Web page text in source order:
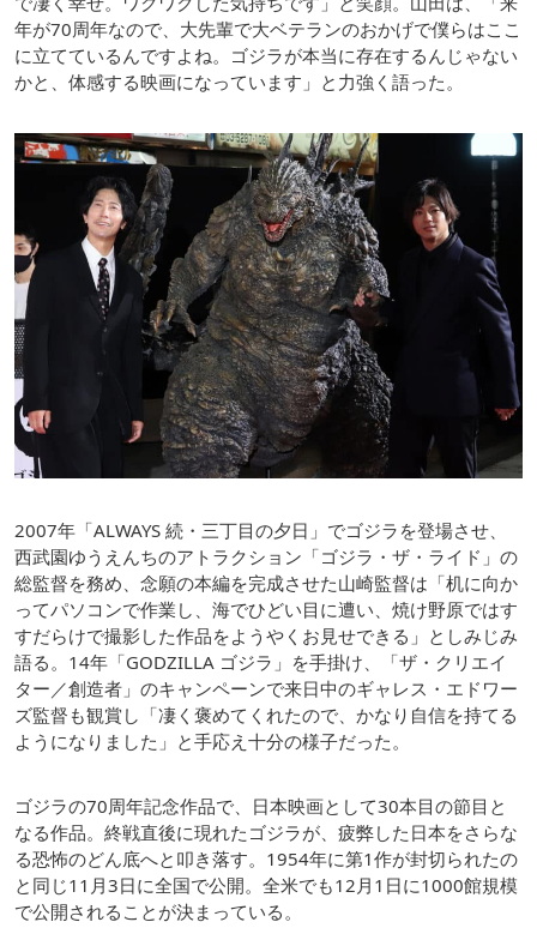
年が70周年なので、大先輩で大ベテランのおかげで僕らはここ
に立てているんですよね。ゴジラが本当に存在するんじゃない
かと、体感する映画になっています」と力強く語った。
2007年「ALWAYS 続・三丁目の夕日」でゴジラを登場させ、
西武園ゆうえんちのアトラクション「ゴジラ・ザ・ライド」の
総監督を務め、念願の本編を完成させた山崎監督は「机に向か
ってパソコンで作業し、海でひどい目に遭い、焼け野原ではす
すだらけで撮影した作品をようやくお見せできる」としみじみ
語る。14年「GODZILLA ゴジラ」を手掛け、「ザ・クリエイ
ター／創造者」のキャンペーンで来日中のギャレス・エドワー
ズ監督も観賞し「凄く褒めてくれたので、かなり自信を持てる
ようになりました」と手応え十分の様子だった。
ゴジラの70周年記念作品で、日本映画として30本目の節目と
なる作品。終戦直後に現れたゴジラが、疲弊した日本をさらな
る恐怖のどん底へと叩き落す。1954年に第1作が封切られたの
と同じ11月3日に全国で公開。全米でも12月1日に1000館規模
で公開されることが決まっている。